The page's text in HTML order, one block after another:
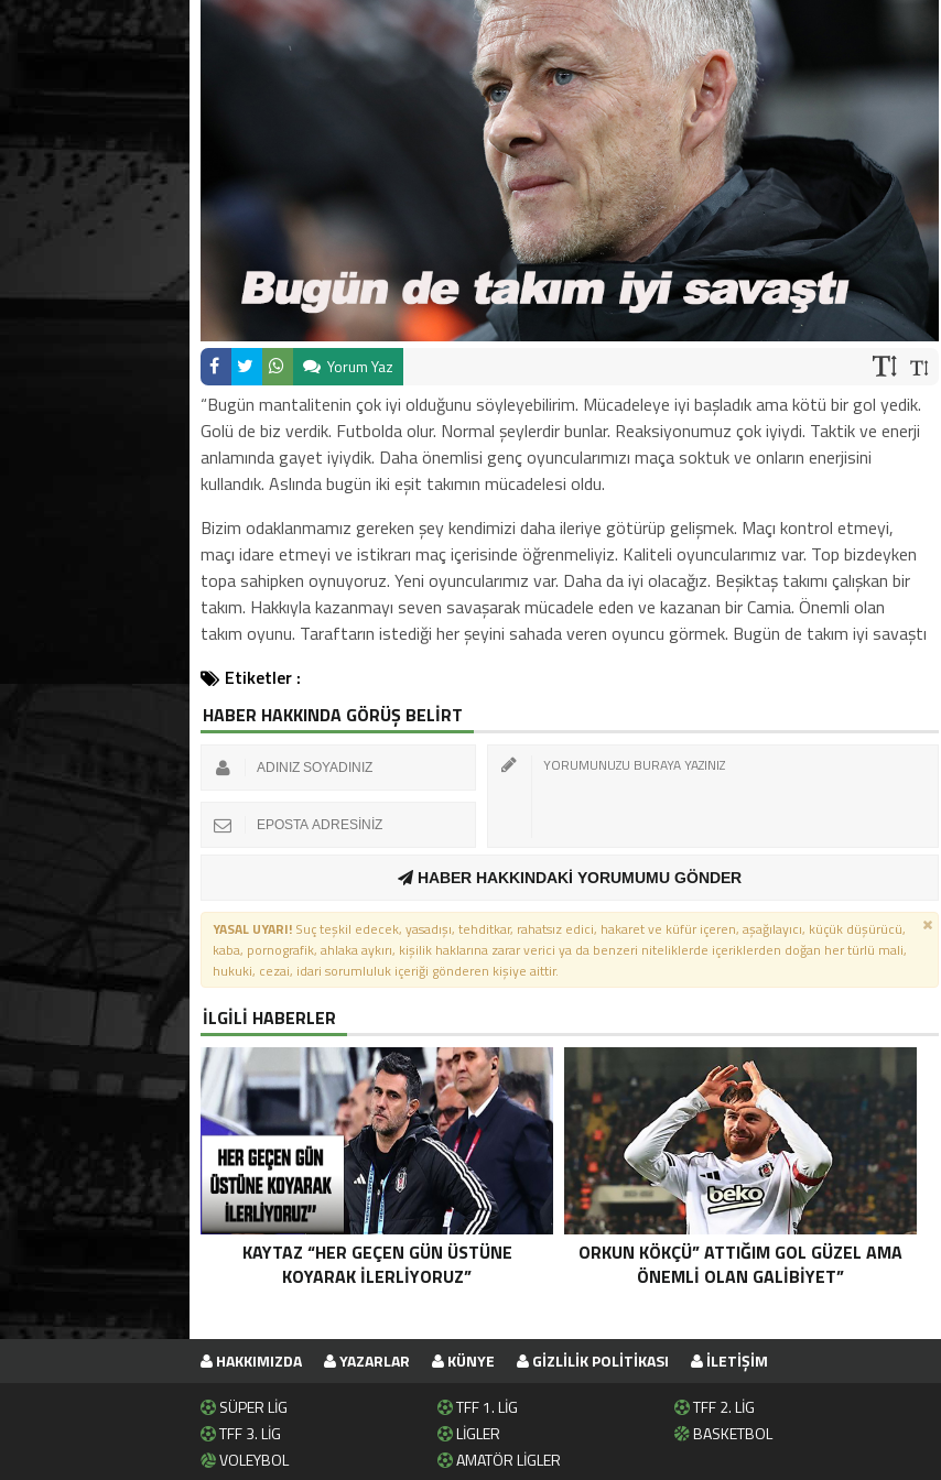
Yorum Yaz
“Bugün mantalitenin çok iyi olduğunu söyleyebilirim. Mücadeleye iyi başladık ama kötü bir gol yedik.
Golü de biz verdik. Futbolda olur. Normal şeylerdir bunlar. Reaksiyonumuz çok iyiydi. Taktik ve enerji
anlamında gayet iyiydik. Daha önemlisi genç oyuncularımızı maça soktuk ve onların enerjisini
kullandık. Aslında bugün iki eşit takımın mücadelesi oldu.
Bizim odaklanmamız gereken şey kendimizi daha ileriye götürüp gelişmek. Maçı kontrol etmeyi,
maçı idare etmeyi ve istikrarı maç içerisinde öğrenmeliyiz. Kaliteli oyuncularımız var. Top bizdeyken
topa sahipken oynuyoruz. Yeni oyuncularımız var. Daha da iyi olacağız. Beşiktaş takımı çalışkan bir
takım. Hakkıyla kazanmayı seven savaşarak mücadele eden ve kazanan bir Camia. Önemli olan
takım oyunu. Taraftarın istediği her şeyini sahada veren oyuncu görmek. Bugün de takım iyi savaştı
Etiketler :
HABER HAKKINDA GÖRÜŞ BELİRT
HABER HAKKINDAKİ YORUMUMU GÖNDER
YASAL UYARI! Suç teşkil edecek, yasadışı, tehditkar, rahatsız edici, hakaret ve küfür içeren, aşağılayıcı, küçük düşürücü,
kaba, pornografik, ahlaka aykırı, kişilik haklarına zarar verici ya da benzeri niteliklerde içeriklerden doğan her türlü mali,
hukuki, cezai, idari sorumluluk içeriği gönderen kişiye aittir.
İLGİLİ HABERLER
KAYTAZ “HER GEÇEN GÜN ÜSTÜNE
KOYARAK İLERLİYORUZ”
ORKUN KÖKÇÜ” ATTIĞIM GOL GÜZEL AMA
ÖNEMLI OLAN GALIBIYET”
HAKKIMIZDA YAZARLAR KÜNYE GIZLILIK POLITIKASI
İLETIŞIM
SÜPER LİG
TFF 1. LİG
TFF 2. LİG
TFF 3. LİG
LİGLER
BASKETBOL
VOLEYBOL
AMATÖR LİGLER